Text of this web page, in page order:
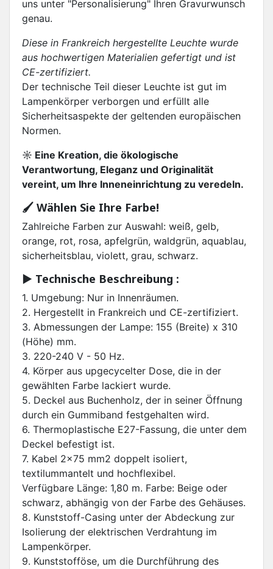
uns unter "Personalisierung" Ihren Gravurwunsch
genau.
Diese in Frankreich hergestellte Leuchte wurde
aus hochwertigen Materialien gefertigt und ist
CE-zertifiziert.
Der technische Teil dieser Leuchte ist gut im
Lampenkörper verborgen und erfüllt alle
Sicherheitsaspekte der geltenden europäischen
Normen.
☼ Eine Kreation, die ökologische
Verantwortung, Eleganz und Originalität
vereint, um Ihre Inneneinrichtung zu veredeln.
🖌️ Wählen Sie Ihre Farbe!
Zahlreiche Farben zur Auswahl: weiß, gelb,
orange, rot, rosa, apfelgrün, waldgrün, aquablau,
sicherheitsblau, violett, grau, schwarz.
▶︎ Technische Beschreibung :
1. Umgebung: Nur in Innenräumen.
2. Hergestellt in Frankreich und CE-zertifiziert.
3. Abmessungen der Lampe: 155 (Breite) x 310
(Höhe) mm.
3. 220-240 V - 50 Hz.
4. Körper aus upgecycelter Dose, die in der
gewählten Farbe lackiert wurde.
5. Deckel aus Buchenholz, der in seiner Öffnung
durch ein Gummiband festgehalten wird.
6. Thermoplastische E27-Fassung, die unter dem
Deckel befestigt ist.
7. Kabel 2x75 mm2 doppelt isoliert,
textilummantelt und hochflexibel.
Verfügbare Länge: 1,80 m. Farbe: Beige oder
schwarz, abhängig von der Farbe des Gehäuses.
8. Kunststoff-Casing unter der Abdeckung zur
Isolierung der elektrischen Verdrahtung im
Lampenkörper.
9. Kunststofföse, um die Durchführung des